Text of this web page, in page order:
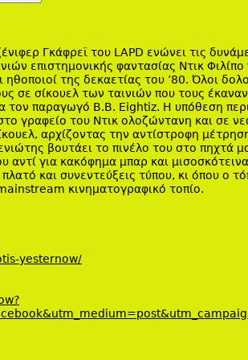
Γκάφρεϊ του LAPD ενώνει τις
επιστημονικής φαντασίας Ντικ Φιλίπο
της δεκαετίας του ’80. Όλοι
σε σίκουελ των ταινιών που τους
τον παραγωγό B.B. Eightiz. Η υπόθεση
γραφείο του Ντικ ολοζώντανη και σε
αρχίζοντας την αντίστροφη
βουτάει το πινέλο του στο πηχτά
για κακόφημα μπαρ και
και συνεντεύξεις τύπου, κι όπου ο
κινηματογραφικό τοπίο.
yesternow/